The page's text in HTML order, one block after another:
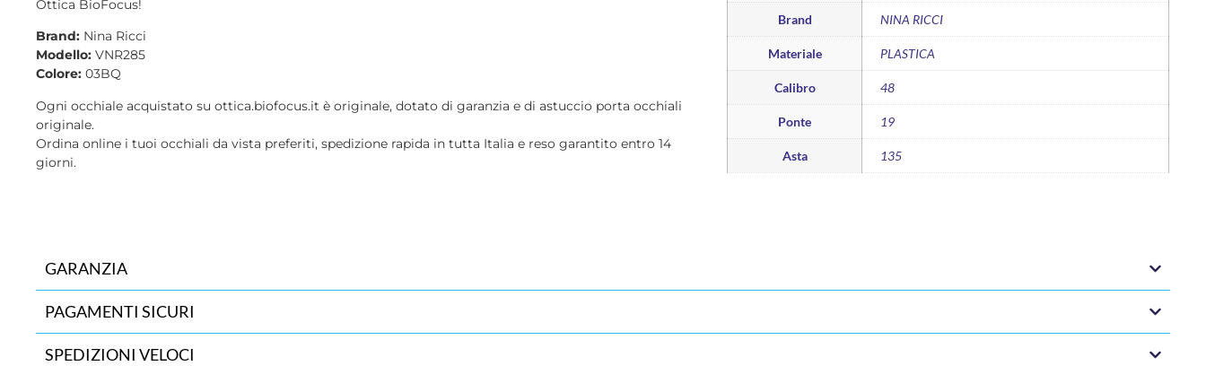
Ottica BioFocus!
Brand: Nina Ricci
Modello: VNR285
Colore: 03BQ
Ogni occhiale acquistato su ottica.biofocus.it è originale, dotato di garanzia e di astuccio porta occhiali
originale.
Ordina online i tuoi occhiali da vista preferiti, spedizione rapida in tutta Italia e reso garantito entro 14
giorni.
Brand NINA RICCI
Materiale PLASTICA
Calibro 48
Ponte 19
Asta 135
GARANZIA
PAGAMENTI SICURI
SPEDIZIONI VELOCI